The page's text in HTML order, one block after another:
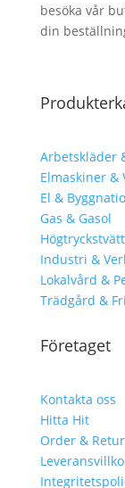
besöka vår
din
Arbetskläder
Elmaskiner &
El &
Gas & Gasol
Industri &
Lokalvård &
Trädgård &
Företaget
Kontakta oss
Hitta Hit
Order & Retur